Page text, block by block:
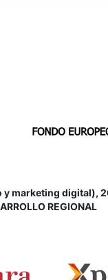
y marketing digital),
REGIONAL